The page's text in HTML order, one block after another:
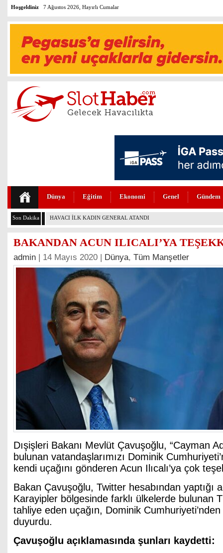
Hoşgeldiniz 7 Ağustos 2026, Hayırlı Cumalar
Dünya Eğitim Ekonomi Genel Gündem
Son Dakika BOEİNG 737-7 FAA SERTİFİKASINI ALDI
BAKANDAN ACUN ILICALI’YA
admin | 14 Mayıs 2020 | Dünya, Tüm Manşetler
Dışişleri Bakanı Mevlüt Çavuşoğlu, “Cayman
bulunan vatandaşlarımızı Dominik
kendi uçağını gönderen Acun Ilıcalı’ya çok
Bakan Çavuşoğlu, Twitter hesabından yaptığı
Karayipler bölgesinde farklı ülkelerde bulunan
tahliye eden uçağın, Dominik Cumhuriyeti’nden
duyurdu.
Çavuşoğlu açıklamasında şunları kaydetti: